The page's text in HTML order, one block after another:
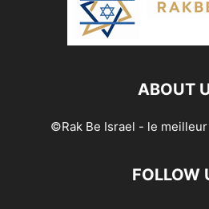
ABOUT
©Rak Be Israel - le
FOLLOW